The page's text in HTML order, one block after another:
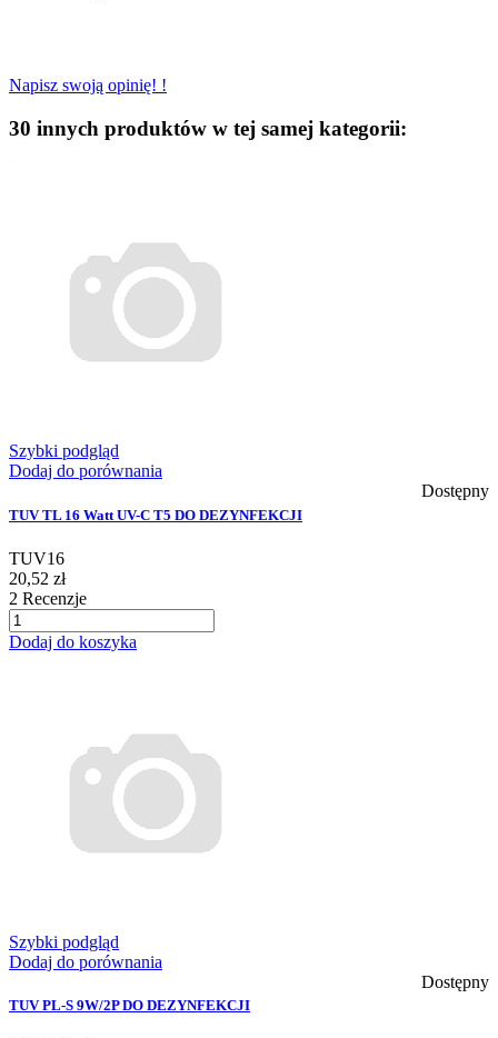
Napisz swoją opinię! !
30 innych produktów w tej samej kategorii:
Szybki podgląd
Dodaj do porównania
Dostępny
TUV TL 16 Watt UV-C T5 DO DEZYNFEKCJI
TUV16
20,52 zł
2 Recenzje
Dodaj do koszyka
Szybki podgląd
Dodaj do porównania
Dostępny
TUV PL-S 9W/2P DO DEZYNFEKCJI